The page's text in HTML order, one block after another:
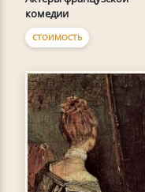
комедии
СТОИМОСТЬ